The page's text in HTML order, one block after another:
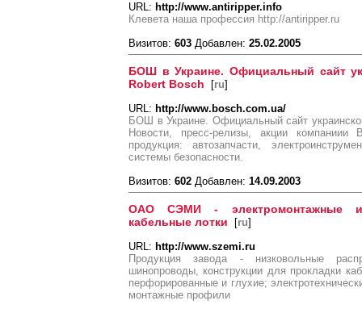
URL: http://www.antiripper.info
Клевета наша профессия http://antiripper.ru
Визитов: 603 Добавлен: 25.02.2005
БОШ в Украине. Официальный сайт
Robert Bosch [ru]
URL: http://www.bosch.com.ua/
БОШ в Украине. Официальный сайт
Новости, пресс-релизы, акции компаниии
продукция: автозапчасти,
системы безопасности.
Визитов: 602 Добавлен: 14.09.2003
OAO СЭМИ - электромонтажные
кабельные лотки [ru]
URL: http://www.szemi.ru
Продукция завода - низковольные
шинопроводы, конструкции для прокладки
перфорированные и глухие;
монтажные профили